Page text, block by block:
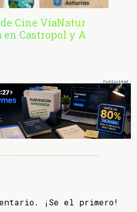
Cine VíaNatur
en Castropol y A
¡Se el primero!